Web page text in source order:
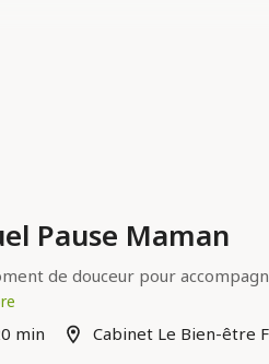
Pause Maman
de douceur pour
Futur Maman - 60min
min Cabinet Le Bien-être